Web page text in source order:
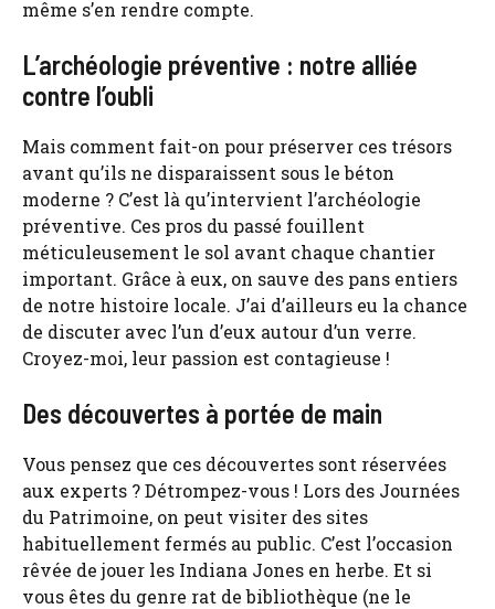
même s’en rendre compte.
L’archéologie préventive : notre alliée
contre l’oubli
Mais comment fait-on pour préserver ces trésors
avant qu’ils ne disparaissent sous le béton
moderne ? C’est là qu’intervient l’archéologie
préventive. Ces pros du passé fouillent
méticuleusement le sol avant chaque chantier
important. Grâce à eux, on sauve des pans entiers
de notre histoire locale. J’ai d’ailleurs eu la chance
de discuter avec l’un d’eux autour d’un verre.
Croyez-moi, leur passion est contagieuse !
Des découvertes à portée de main
Vous pensez que ces découvertes sont réservées
aux experts ? Détrompez-vous ! Lors des Journées
du Patrimoine, on peut visiter des sites
habituellement fermés au public. C’est l’occasion
rêvée de jouer les Indiana Jones en herbe. Et si
vous êtes du genre rat de bibliothèque (ne le